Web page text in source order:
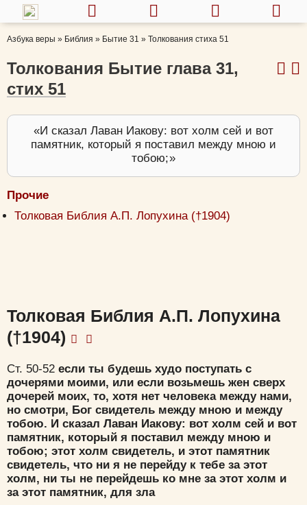
Азбука веры » Библия » Бытие 31 » Толкования стиха 51
Толкования Бытие глава 31,
стих 51
И сказал Лаван Иакову: вот холм сей и вот
памятник, который я поставил между мною и
тобою;
Прочие
Толковая Библия А.П. Лопухина (†1904)
Толковая Библия А.П. Лопухина
(†1904)
Ст. 50-52 если ты будешь худо поступать с
дочерями моими, или если возьмешь жен сверх
дочерей моих, то, хотя нет человека между нами,
но смотри, Бог свидетель между мною и между
тобою. И сказал Лаван Иакову: вот холм сей и вот
памятник, который я поставил между мною и
тобою; этот холм свидетель, и этот памятник
свидетель, что ни я не перейду к тебе за этот
холм, ни ты не перейдешь ко мне за этот холм и
за этот памятник, для зла